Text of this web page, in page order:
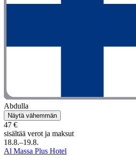
Abdulla
Näytä vähemmän
47 €
sisältää verot ja maksut
18.8.–19.8.
Al Massa Plus Hotel